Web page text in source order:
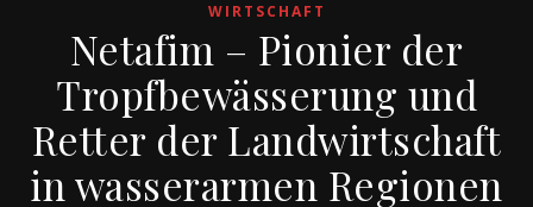
WIRTSCHAFT
Netafim – Pionier der
Tropfbewässerung und
Retter der Landwirtschaft
in wasserarmen Regionen